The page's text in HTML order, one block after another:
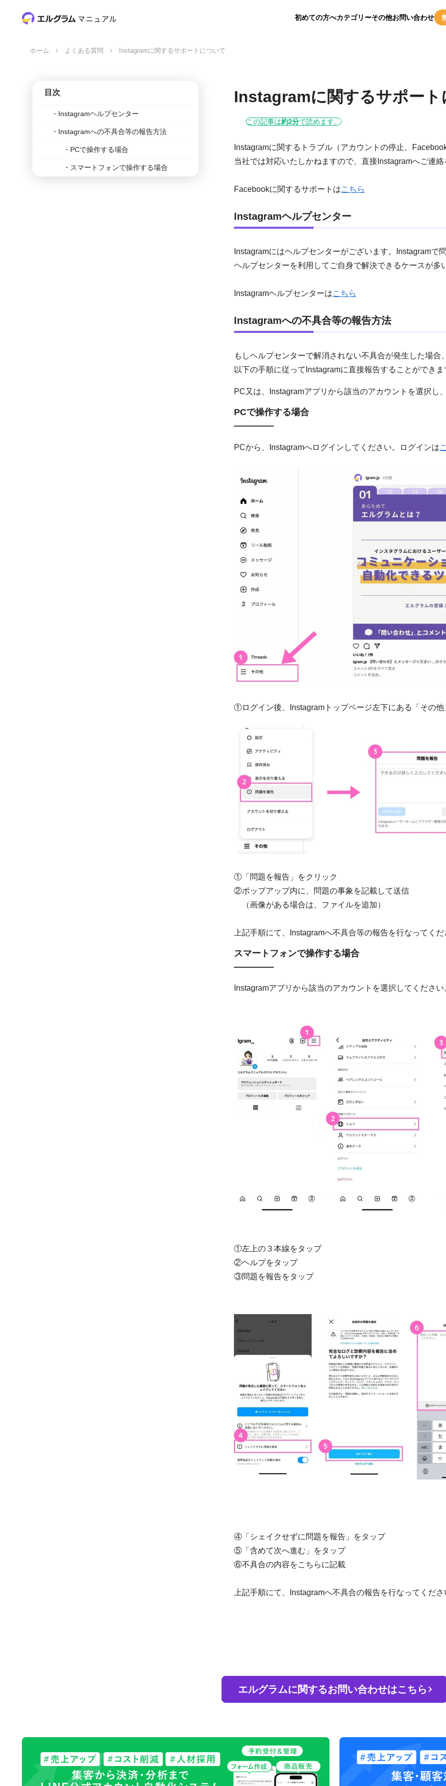
初めての方へカテゴリーその他お問い合わせ
ホーム よくある質問 Instagramに関するサポートについて
Instagramに関するサポート
この記事は約2分で読めます。
Instagramに関するトラブル（アカウントの停止、
当社では対応いたしかねますので、直接Instagramへご連
Facebookに関するサポートはこちら
Instagramヘルプセンター
Instagramにはヘルプセンターがございます。Instagramで
ヘルプセンターを利用してご自身で解決できるケースが多
Instagramヘルプセンターはこちら
Instagramへの不具合等の報告方法
もしヘルプセンターで解消されない不具合が発生した場合
以下の手順に従ってInstagramに直接報告することができま
PC又は、Instagramアプリから該当のアカウントを選択し
PCで操作する場合
PCから、Instagramへログインしてください。ログインは
①ログイン後、Instagramトップページ左下にある「その
①「問題を報告」をクリック
②ポップアップ内に、問題の事象を記載して送信
（画像がある場合は、ファイルを追加）
上記手順にて、Instagramへ不具合等の報告を行なってく
スマートフォンで操作する場合
Instagramアプリから該当のアカウントを選択してください
①左上の３本線をタップ
②ヘルプをタップ
③問題を報告をタップ
④「シェイクせずに問題を報告」をタップ
⑤「含めて次へ進む」をタップ
⑥不具合の内容をこちらに記載
上記手順にて、Instagramへ不具合の報告を行なってくださ
目次
Instagramヘルプセンター
Instagramへの不具合等の報告方法
PCで操作する場合
スマートフォンで操作する場合
エルグラムに関するお問い合わせはこちら